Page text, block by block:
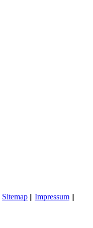
Sitemap || Impressum ||